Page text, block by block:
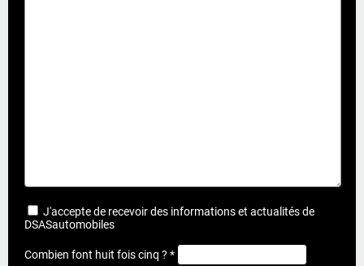
J'accepte de recevoir des informations et actualités de
DSASautomobiles
Combien font huit fois cinq ? *